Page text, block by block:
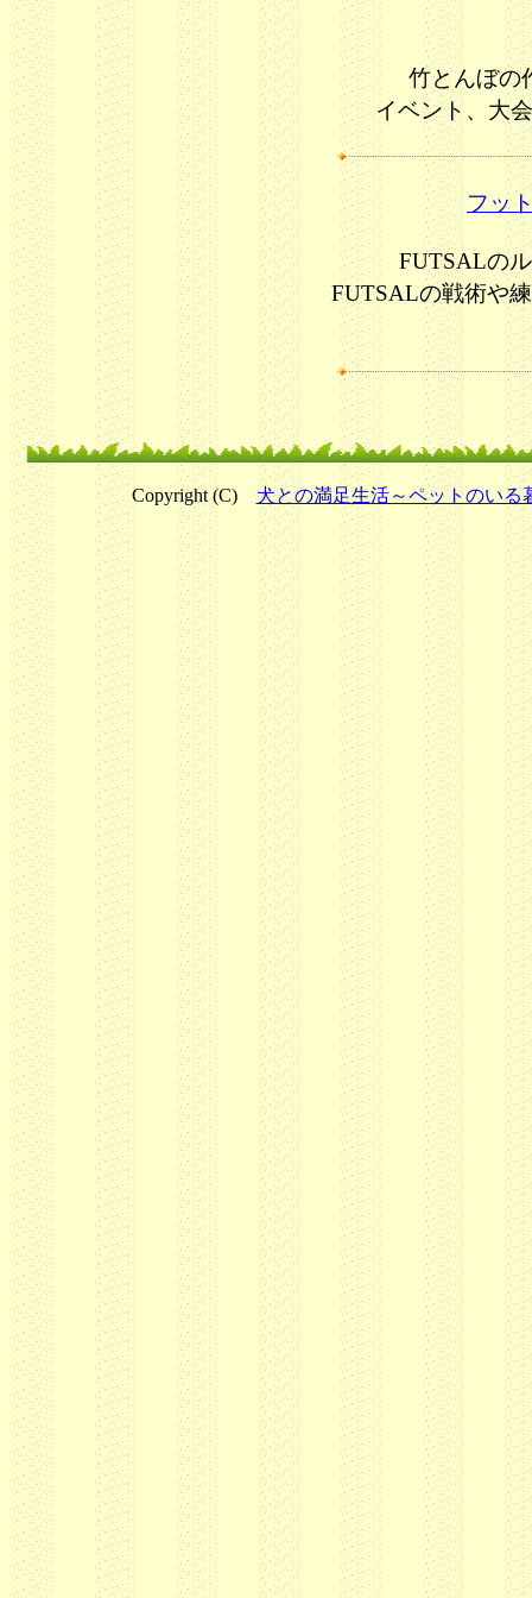
竹とんぼの
イベント、大
フッ
FUTSALの
FUTSALの戦術や
Copyright (C) 犬との満足生活～ペットのいる